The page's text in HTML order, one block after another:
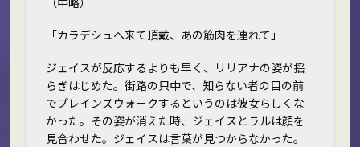
「カラデシュへ来て頂戴、あの筋肉を連れて」
ジェイスが反応するよりも早く、リリアナの姿が揺
らぎはじめた。街路の只中で、知らない者の目の前
でプレインズウォークするというのは彼女らしくな
かった。その姿が消えた時、ジェイスとラルは顔を
見合わせた。ジェイスは言葉が見つからなかった。